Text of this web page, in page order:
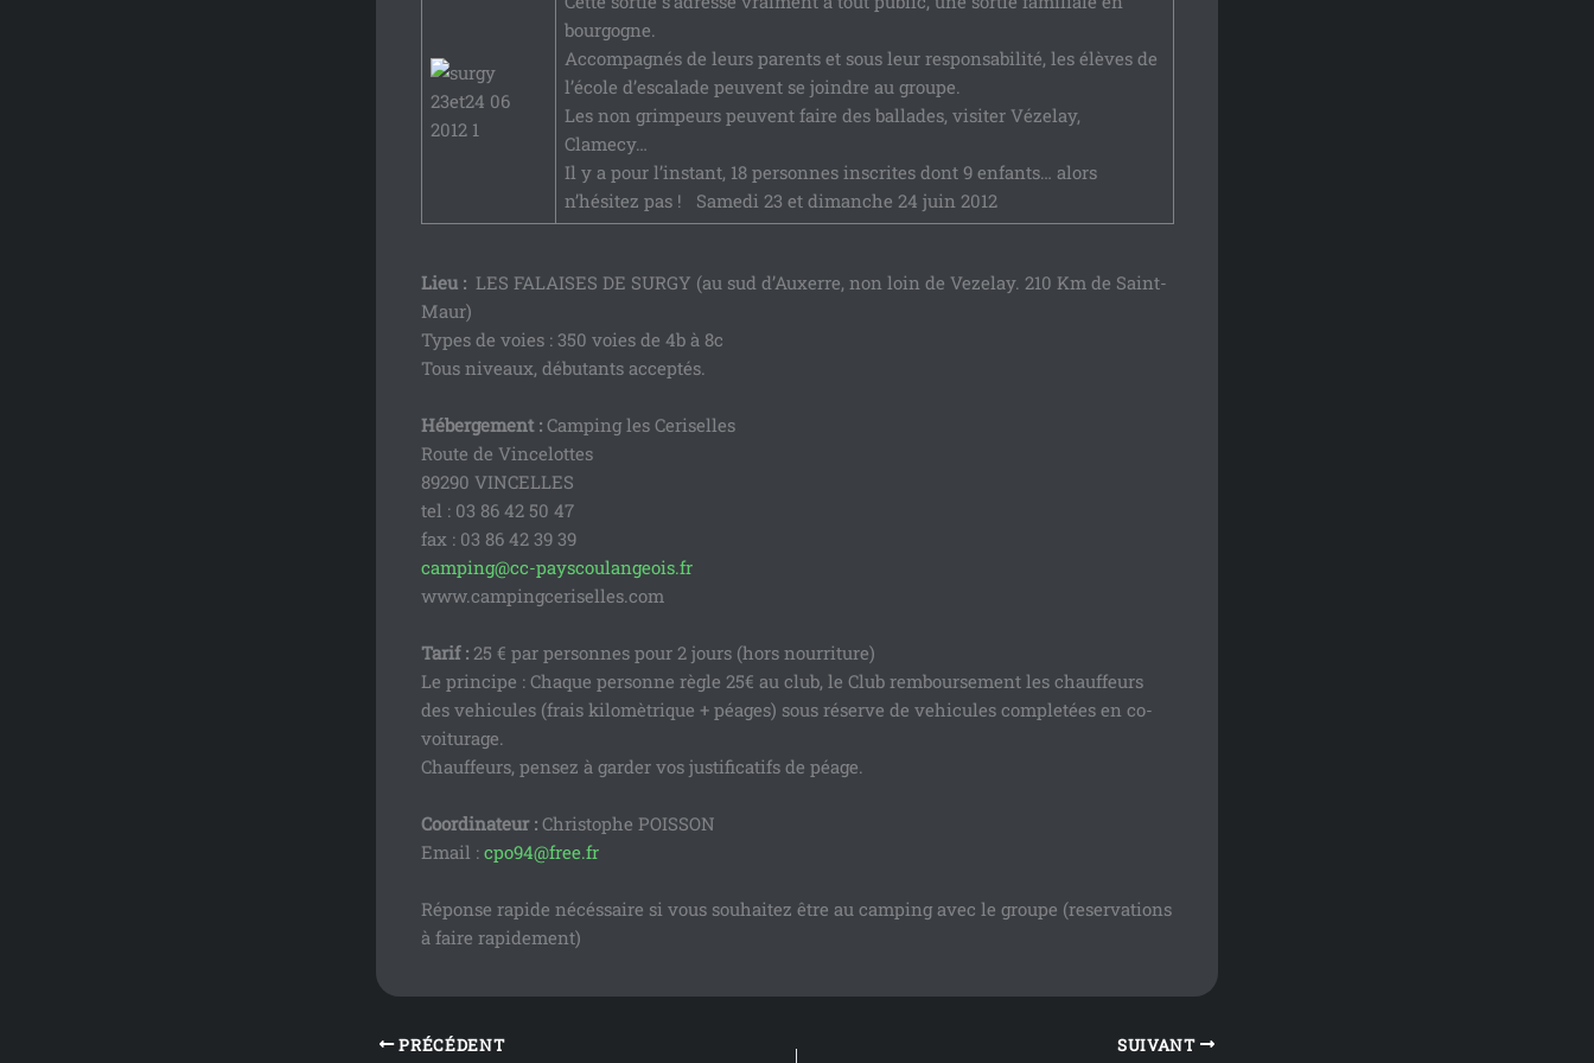
bourgogne.
Accompagnés de leurs parents et sous leur responsabilité, les élèves de
l’école d’escalade peuvent se joindre au groupe.
Les non grimpeurs peuvent faire des ballades, visiter Vézelay,
Clamecy…
Il y a pour l’instant, 18 personnes inscrites dont 9 enfants… alors
n’hésitez pas ! Samedi 23 et dimanche 24 juin 2012
Lieu :LES FALAISES DE SURGY (au sud d’Auxerre, non loin de Vezelay. 210 Km de Saint-
Maur)
Types de voies : 350 voies de 4b à 8c
Tous niveaux, débutants acceptés.
Hébergement :Camping les Ceriselles
Route de Vincelottes
89290 VINCELLES
tel : 03 86 42 50 47
fax : 03 86 42 39 39
camping@cc-payscoulangeois.fr
www.campingceriselles.com
Tarif :25 € par personnes pour 2 jours (hors nourriture)
Le principe : Chaque personne règle 25€ au club, le Club remboursement les chauffeurs
des vehicules (frais kilomètrique + péages) sous réserve de vehicules completées en co-
voiturage.
Chauffeurs, pensez à garder vos justificatifs de péage.
Coordinateur :Christophe POISSON
Email : cpo94@free.fr
Réponse rapide nécéssaire si vous souhaitez être au camping avec le groupe (reservations
à faire rapidement)
PRÉCÉDENT SUIVANT